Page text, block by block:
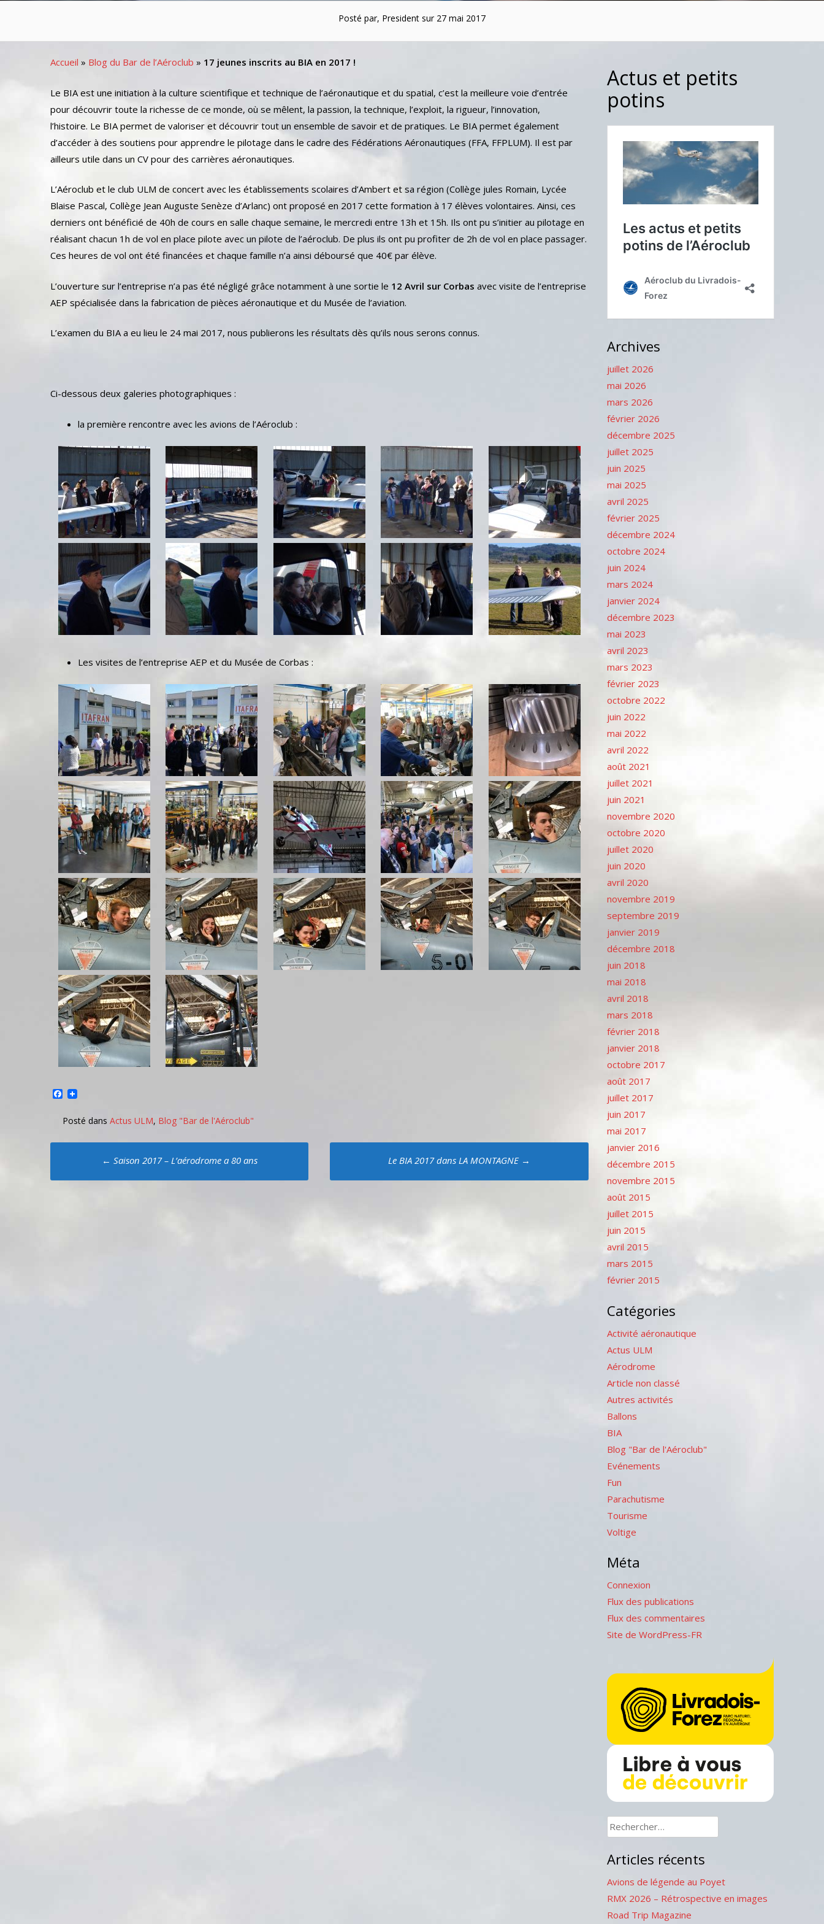
Posté par, President sur 27 mai 2017
Accueil » Blog du Bar de l’Aéroclub » 17 jeunes inscrits au BIA en 2017 !
Le BIA est une initiation à la culture scientifique et technique de l’aéronautique et du spatial, c’est la meilleure voie d’entrée
pour découvrir toute la richesse de ce monde, où se mêlent, la passion, la technique, l’exploit, la rigueur, l’innovation,
l’histoire. Le BIA permet de valoriser et découvrir tout un ensemble de savoir et de pratiques. Le BIA permet également
d’accéder à des soutiens pour apprendre le pilotage dans le cadre des Fédérations Aéronautiques (FFA, FFPLUM). Il est par
ailleurs utile dans un CV pour des carrières aéronautiques.
L’Aéroclub et le club ULM de concert avec les établissements scolaires d’Ambert et sa région (Collège jules Romain, Lycée
Blaise Pascal, Collège Jean Auguste Senèze d’Arlanc) ont proposé en 2017 cette formation à 17 élèves volontaires. Ainsi, ces
derniers ont bénéficié de 40h de cours en salle chaque semaine, le mercredi entre 13h et 15h. Ils ont pu s’initier au pilotage en
réalisant chacun 1h de vol en place pilote avec un pilote de l’aéroclub. De plus ils ont pu profiter de 2h de vol en place passager.
Ces heures de vol ont été financées et chaque famille n’a ainsi déboursé que 40€ par élève.
L’ouverture sur l’entreprise n’a pas été négligé grâce notamment à une sortie le 12 Avril sur Corbas avec visite de l’entreprise
AEP spécialisée dans la fabrication de pièces aéronautique et du Musée de l’aviation.
L’examen du BIA a eu lieu le 24 mai 2017, nous publierons les résultats dès qu’ils nous serons connus.
Ci-dessous deux galeries photographiques :
la première rencontre avec les avions de l’Aéroclub :
Les visites de l’entreprise AEP et du Musée de Corbas :
Facebook
Posté dans Actus ULM, Blog "Bar de l'Aéroclub"
Poste
navigation
← Saison 2017 – L’aérodrome a 80 ans Le BIA 2017 dans LA MONTAGNE →
Actus et petits
potins
Archives
juillet 2026
mai 2026
mars 2026
février 2026
décembre 2025
juillet 2025
juin 2025
mai 2025
avril 2025
février 2025
décembre 2024
octobre 2024
juin 2024
mars 2024
janvier 2024
décembre 2023
mai 2023
avril 2023
mars 2023
février 2023
octobre 2022
juin 2022
mai 2022
avril 2022
août 2021
juillet 2021
juin 2021
novembre 2020
octobre 2020
juillet 2020
juin 2020
avril 2020
novembre 2019
septembre 2019
janvier 2019
décembre 2018
juin 2018
mai 2018
avril 2018
mars 2018
février 2018
janvier 2018
octobre 2017
août 2017
juillet 2017
juin 2017
mai 2017
janvier 2016
décembre 2015
novembre 2015
août 2015
juillet 2015
juin 2015
avril 2015
mars 2015
février 2015
Catégories
Activité aéronautique
Actus ULM
Aérodrome
Article non classé
Autres activités
Ballons
BIA
Blog "Bar de l'Aéroclub"
Evénements
Fun
Parachutisme
Tourisme
Voltige
Méta
Connexion
Flux des publications
Flux des commentaires
Site de WordPress-FR
Rechercher :
Articles récents
Avions de légende au Poyet
RMX 2026 – Rétrospective en images
Road Trip Magazine